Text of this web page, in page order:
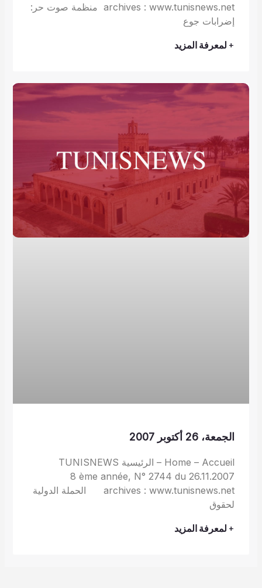
archives : www.tunisnews.net منظمة صوت حر:
إضرابات جوع
+ لمعرفة المزيد
الجمعة، 26 أكتوبر 2007
Home – Accueil – الرئيسية TUNISNEWS
8 ème année, N° 2744 du 26.11.2007
archives : www.tunisnews.net الحملة الدولية
لحقوق
+ لمعرفة المزيد